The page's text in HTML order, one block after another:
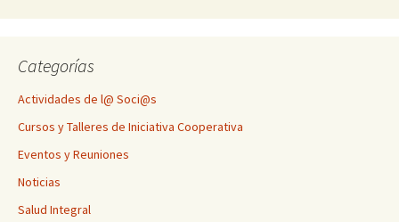
Categorías
Actividades de l@ Soci@s
Cursos y Talleres de Iniciativa Cooperativa
Eventos y Reuniones
Noticias
Salud Integral